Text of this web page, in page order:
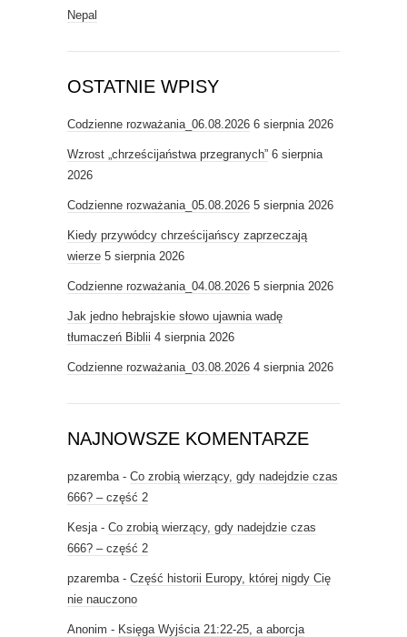
Nepal
OSTATNIE WPISY
Codzienne rozważania_06.08.2026 6 sierpnia 2026
Wzrost „chrześcijaństwa przegranych” 6 sierpnia
2026
Codzienne rozważania_05.08.2026 5 sierpnia 2026
Kiedy przywódcy chrześcijańscy zaprzeczają
wierze 5 sierpnia 2026
Codzienne rozważania_04.08.2026 5 sierpnia 2026
Jak jedno hebrajskie słowo ujawnia wadę
tłumaczeń Biblii 4 sierpnia 2026
Codzienne rozważania_03.08.2026 4 sierpnia 2026
NAJNOWSZE KOMENTARZE
pzaremba- Co zrobią wierzący, gdy nadejdzie czas
666? – część 2
Kesja- Co zrobią wierzący, gdy nadejdzie czas
666? – część 2
pzaremba- Część historii Europy, której nigdy Cię
nie nauczono
Anonim - Księga Wyjścia 21:22-25, a aborcja